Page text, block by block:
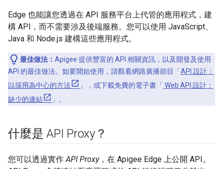
Edge 也能讓您透過在 API 服務平台上代管的應用程式，建
構 API，而不需要涉及後端服務。您可以使用 JavaScript、
Java 和 Node.js 建構這些應用程式。
最佳做法： Apigee 提供豐富的 API 相關資訊，以及開發及使用
API 的最佳做法。如要開始使用，請觀看網路廣播節目「 API 設計：
以採用為中心的方法
」，或下載免費的電子書「 Web API 設計：
缺少的連結
」。
什麼是 API Proxy？
您可以透過實作API Proxy，在 Apigee Edge 上公開 API。